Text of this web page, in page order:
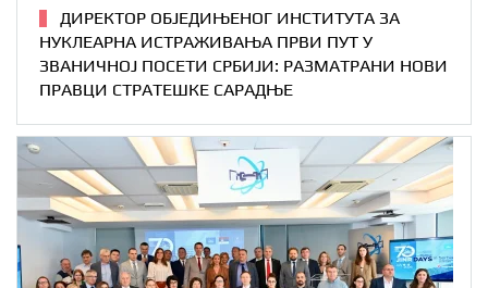
ДИРЕКТОР ОБЈЕДИЊЕНОГ ИНСТИТУТА ЗА
НУКЛЕАРНА ИСТРАЖИВАЊА ПРВИ ПУТ У
ЗВАНИЧНОЈ ПОСЕТИ СРБИЈИ: РАЗМАТРАНИ НОВИ
ПРАВЦИ СТРАТЕШКЕ САРАДЊЕ